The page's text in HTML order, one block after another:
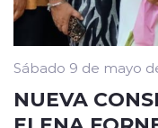
Sábado 9 de mayo
NUEVA